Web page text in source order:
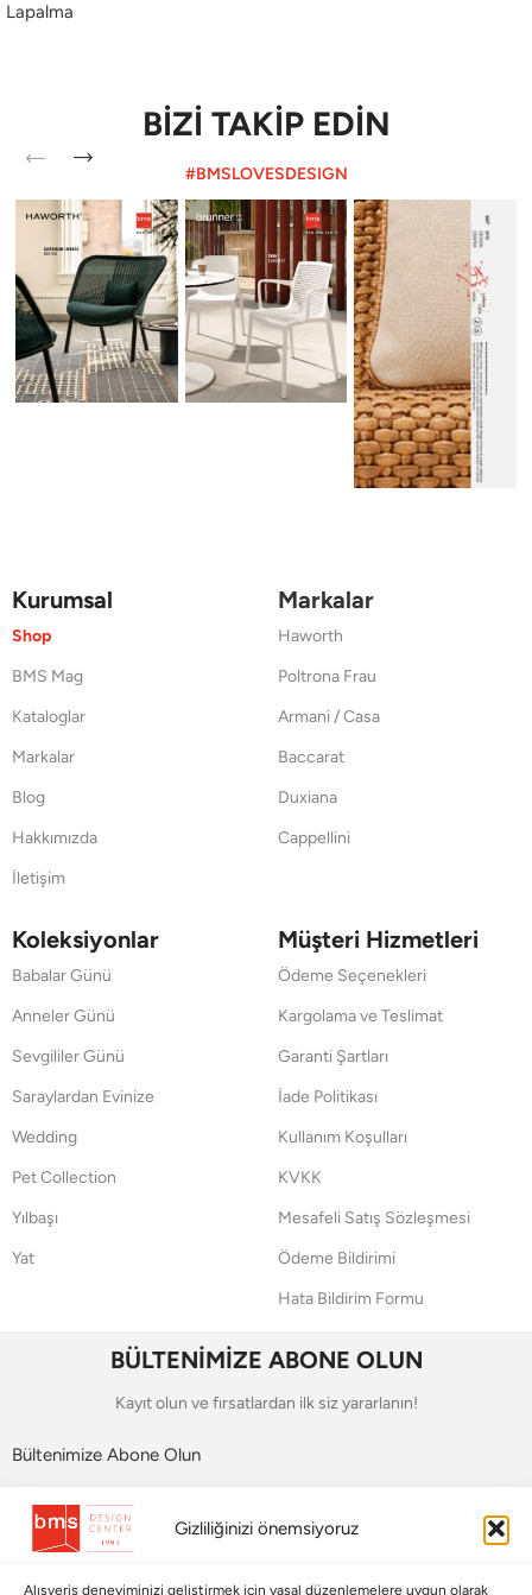
Gizliliğinizi önemsiyoruz
Alışveriş deneyiminizi geliştirmek için yasal düzenlemelere uygun olarak
Lapalma
BİZİ TAKİP EDİN
#BMSLOVESDESIGN
Kurumsal
Shop
BMS Mag
Kataloglar
Markalar
Blog
Hakkımızda
İletişim
Markalar
Haworth
Poltrona Frau
Armani / Casa
Baccarat
Duxiana
Cappellini
Koleksiyonlar
Babalar Günü
Anneler Günü
Sevgililer Günü
Saraylardan Evinize
Wedding
Pet Collection
Yılbaşı
Yat
Müşteri Hizmetleri
Ödeme Seçenekleri
Kargolama ve Teslimat
Garanti Şartları
İade Politikası
Kullanım Koşulları
KVKK
Mesafeli Satış Sözleşmesi
Ödeme Bildirimi
Hata Bildirim Formu
BÜLTENİMİZE ABONE OLUN
Kayıt olun ve fırsatlardan ilk siz yararlanın!
Bültenimize Abone Olun